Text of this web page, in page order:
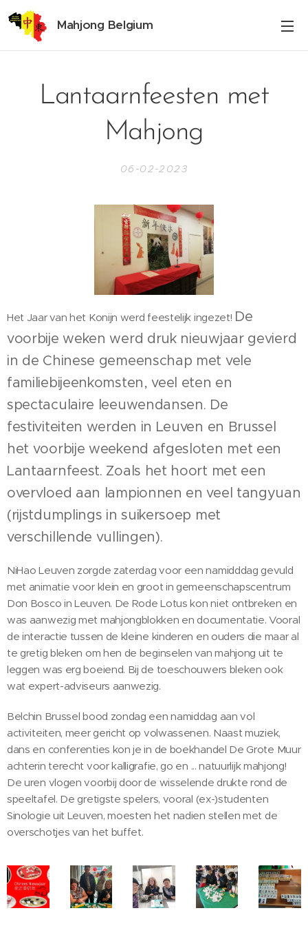
Mahjong Belgium
Lantaarnfeesten met
Mahjong
06-02-2023
Het Jaar van het Konijn werd feestelijk ingezet! De
voorbije weken werd druk nieuwjaar gevierd
in de Chinese gemeenschap met vele
familiebijeenkomsten, veel eten en
spectaculaire leeuwendansen. De
festiviteiten werden in Leuven en Brussel
het voorbije weekend afgesloten met een
Lantaarnfeest. Zoals het hoort met een
overvloed aan lampionnen en veel tangyuan
(rijstdumplings in suikersoep met
verschillende vullingen).
NiHao Leuven zorgde zaterdag voor een namidddag gevuld
met animatie voor klein en groot in gemeenschapscentrum
Don Bosco in Leuven. De Rode Lotus kon niet ontbreken en
was aanwezig met mahjongblokken en documentatie. Vooral
de interactie tussen de kleine kinderen en ouders die maar al
te gretig bleken om hen de beginselen van mahjong uit te
leggen was erg boeiend. Bij de toeschouwers bleken ook
wat expert-adviseurs aanwezig.
Belchin Brussel bood zondag een namiddag aan vol
activiteiten, meer gericht op volwassenen. Naast muziek,
dans en conferenties kon je in de boekhandel De Grote Muur
achterin terecht voor kalligrafie, go en ... natuurlijk mahjong!
De uren vlogen voorbij door de wisselende drukte rond de
speeltafel. De gretigste spelers, vooral (ex-)studenten
Sinologie uit Leuven, moesten het nadien stellen met de
overschotjes van het buffet.